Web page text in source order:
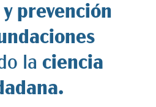
prevención
la ciencia